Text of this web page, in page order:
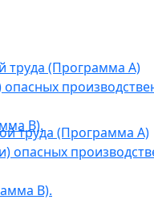
труда (Программа А)
В).
труда (Программа А)
В).